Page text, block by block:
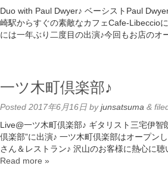
Duo with Paul Dwyer♪ ベーシストPaul
崎駅からすぐの素敵なカフェCafe-Libeccio
には一年ぶり二度目の出演♪今回もお店のオ
一ツ木町倶楽部♪
Posted 2017年6月16日 byjunsatsuma &
Live@一ツ木町倶楽部♪ ギタリスト三宅伊智
倶楽部”に出演♪ 一ツ木町倶楽部はオープン
さん＆レストラン♪ 沢山のお客様に熱心に聴
Read more »